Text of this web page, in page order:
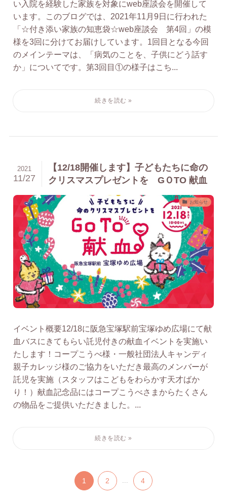
い入院を経験した家族を対象にweb座談会を開催して
います。このブログでは、2021年11月9日に行われた
「☆付き添い家族の知恵袋☆web座談会 第4回」の模
様を3回に分けてお届けしています。1回目となる今回
のメインテーマは、「病気のことを、子供にどう話す
か」についてです。第3回目①の様子はこち...
【12/18開催します】子どもたちに命の
クリスマスプレゼントを GＯTO 献血
2021
11/27
お知らせ
イベント概要12/18に阪急宝塚駅前宝塚ゆめ広場にて献
血バスにきてもらい託児付きの献血イベントを実施い
たします！コープこうべ様・一般社団法人キャンディ
親子カレッジ様のご協力をいただき最高のメンバーが
託児を実施（スタッフはこどもをわらかす天才ばか
り！）献血記念品にはコープこうべさまからたくさん
の物品をご提供いただきました。...
1 2 4